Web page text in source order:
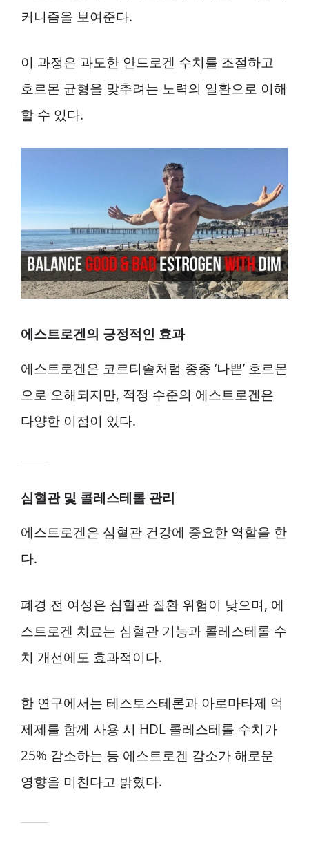
커니즘을 보여준다.
이 과정은 과도한 안드로겐 수치를 조절하고
호르몬 균형을 맞추려는 노력의 일환으로 이해
할 수 있다.
에스트로겐의 긍정적인 효과
에스트로겐은 코르티솔처럼 종종 ‘나쁜’ 호르몬
으로 오해되지만, 적정 수준의 에스트로겐은
다양한 이점이 있다.
심혈관 및 콜레스테롤 관리
에스트로겐은 심혈관 건강에 중요한 역할을 한
다.
폐경 전 여성은 심혈관 질환 위험이 낮으며, 에
스트로겐 치료는 심혈관 기능과 콜레스테롤 수
치 개선에도 효과적이다.
한 연구에서는 테스토스테론과 아로마타제 억
제제를 함께 사용 시 HDL 콜레스테롤 수치가
25% 감소하는 등 에스트로겐 감소가 해로운
영향을 미친다고 밝혔다.